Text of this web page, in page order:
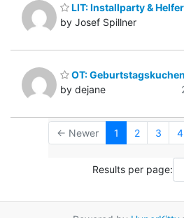
LIT: Installparty &
by Josef Spillner
OT:
by dejane
← Newer 1 2 3 4
Results per page: